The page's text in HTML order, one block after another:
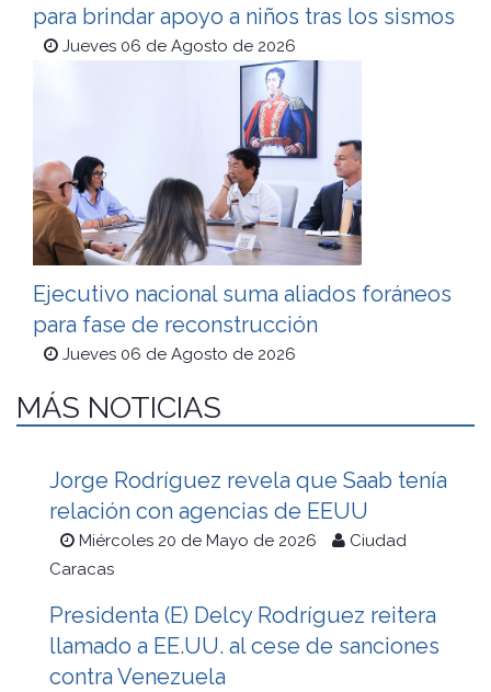
para brindar apoyo a niños tras los sismos
Jueves 06 de Agosto de 2026
Ejecutivo nacional suma aliados foráneos
para fase de reconstrucción
Jueves 06 de Agosto de 2026
MÁS NOTICIAS
Jorge Rodríguez revela que Saab tenía
relación con agencias de EEUU
Miércoles 20 de Mayo de 2026
Ciudad
Caracas
Presidenta (E) Delcy Rodríguez reitera
llamado a EE.UU. al cese de sanciones
contra Venezuela